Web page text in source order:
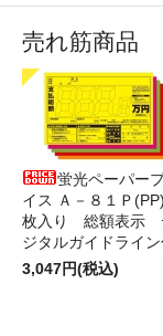
売れ筋商品
蛍光ペーパー
イス Ａ－８１Ｐ
枚入り 総額表示
ジタルガイドライ
3,047円(税込)